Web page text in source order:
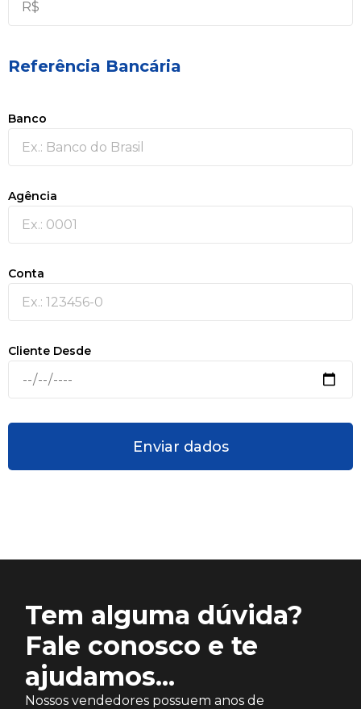
Referência Bancária
Banco
Agência
Conta
Cliente Desde
Enviar dados
Tem alguma dúvida?
Fale conosco e te
ajudamos...
Nossos vendedores possuem anos de